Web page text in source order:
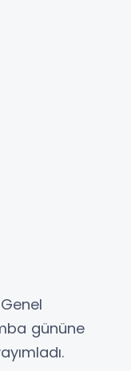
gününe